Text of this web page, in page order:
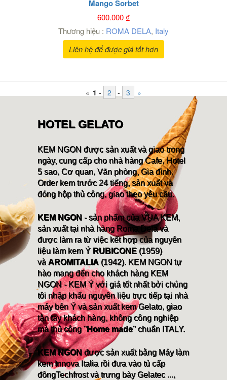
Mango Sorbet
600.000₫
Thương hiệu : ROMA DELA, Italy
Liên hệ để được giá tốt hơn
« 1 - 2 - 3 »
HOTEL GELATO
KEM NGON được sản xuất và giao trong
ngày, cung cấp cho nhà hàng Cafe, Hotel
5 sao, Cơ quan, Văn phòng, Gia đình.
Order kem trước 24 tiếng, sản xuất và
đóng hộp thủ công, giao theo yêu cầu.
KEM NGON - sản phẩm của VUA KEM,
sản xuất tại nhà hàng Roma Dela và
được làm ra từ việc kết hợp của nguyên
liệu làm kem Ý RUBICONE (1959)
và AROMITALIA (1942). KEM NGON tự
hào mang đến cho khách hàng KEM
NGON - KEM Ý với giá tốt nhất bởi chúng
tôi nhập khẩu nguyên liệu trực tiếp tại nhà
máy bên Ý và sản xuất kem Gelato, giao
tận tay khách hàng, không công nghiệp
mà thủ công "Home made" chuẩn ITALY.
KEM NGONđược sản xuất bằng Máy làm
kem Innova Italia rồi đưa vào tủ cấp
đôngTechfrost và trưng bày Gelatec ...,